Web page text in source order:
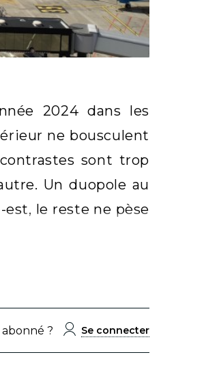
2024 dans les
ne bousculent
sont trop
Un duopole au
le reste ne pèse
abonné ? Se connecter